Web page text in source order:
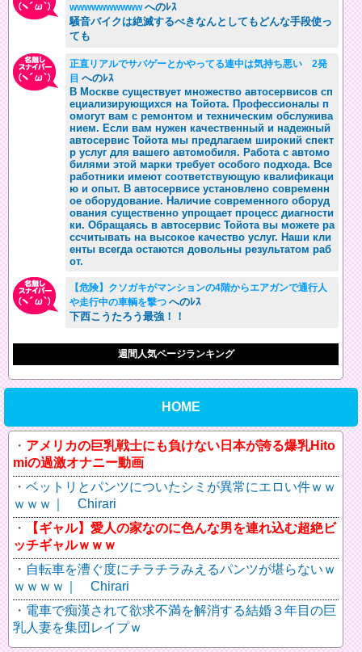
wwwwwwwwwwへのﾚｽ
騒音バイクは絶滅するべきなんとしてもどんな手段使っ
ても
正直リアルでサバゲーとかやってる連中は気持ち悪い 2発
目 へのﾚｽ
В Москве существует множество автосервисов сп
ециализирующихся на Тойота. Профессионалы п
омогут вам с ремонтом и техническим обслужива
нием. Если вам нужен качественный и надежный
автосервис Тойота мы предлагаем широкий спект
р услуг для вашего автомобиля. Работа с автомо
билями этой марки требует особого подхода. Все
работники имеют соответствующую квалификаци
ю и опыт. В автосервисе установлено современн
ое оборудование. Наличие современного оборуд
ования существенно упрощает процесс диагности
ки. Обращаясь в автосервис Тойота вы можете ра
ссчитывать на высокое качество услуг. Наши кли
енты всегда остаются довольны результатом раб
от.
【危険】クソガキがマンションの4階からエアガンで通行人
や走行中の車輌を撃つ へのﾚｽ
下西こうたろう最強！！
週間人気ページランキング
HOME
アメリカの巨乳戦士にも負けない日本が誇る爆乳Hito
miの過激オナニー動画
ベットリとパンツについたシミが異常にエロい件ｗｗ
ｗｗｗ｜ Chirari
【ギャル】愛人の家なのに色んな男を連れ込む超絶ビ
ッチギャルｗｗｗ
自転車を漕ぐ度にチラチラみえるパンツが堪らないｗ
ｗｗｗｗ｜ Chirari
電車で痴漢されて欲求不満を解消する結婚３年目の巨
乳人妻を集団レイプｗ